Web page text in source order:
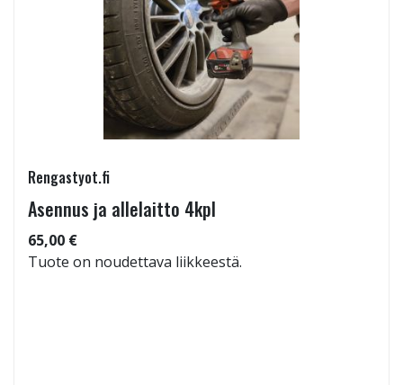
Rengastyot.fi
Asennus ja allelaitto 4kpl
65,00 €
Tuote on noudettava liikkeestä.